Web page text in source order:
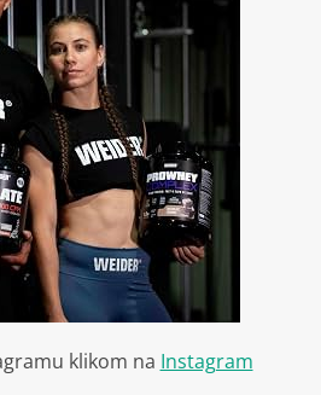
klikom na Instagram